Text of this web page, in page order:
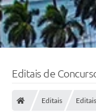
Editais de
Editais